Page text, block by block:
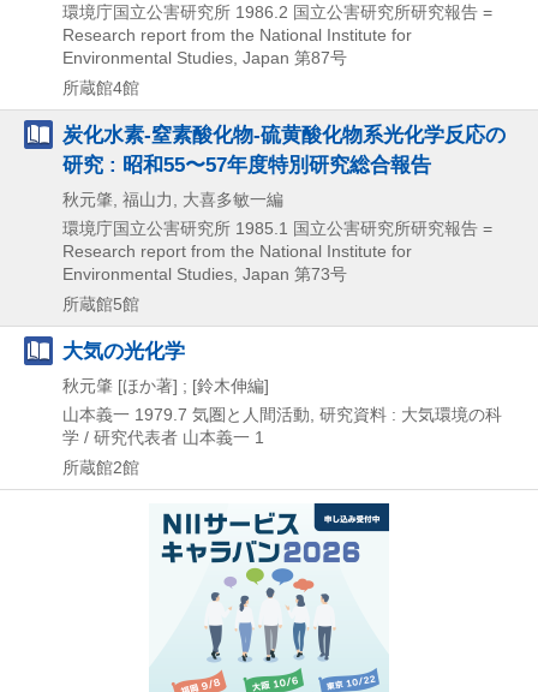
環境庁国立公害研究所 1986.2 国立公害研究所研究報告 =
Research report from the National Institute for
Environmental Studies, Japan 第87号
所蔵館4館
炭化水素-窒素酸化物-硫黄酸化物系光化学反応の
研究 : 昭和55〜57年度特別研究総合報告
秋元肇, 福山力, 大喜多敏一編
環境庁国立公害研究所 1985.1 国立公害研究所研究報告 =
Research report from the National Institute for
Environmental Studies, Japan 第73号
所蔵館5館
大気の光化学
秋元肇 [ほか著] ; [鈴木伸編]
山本義一 1979.7 気圏と人間活動, 研究資料 : 大気環境の科
学 / 研究代表者 山本義一 1
所蔵館2館